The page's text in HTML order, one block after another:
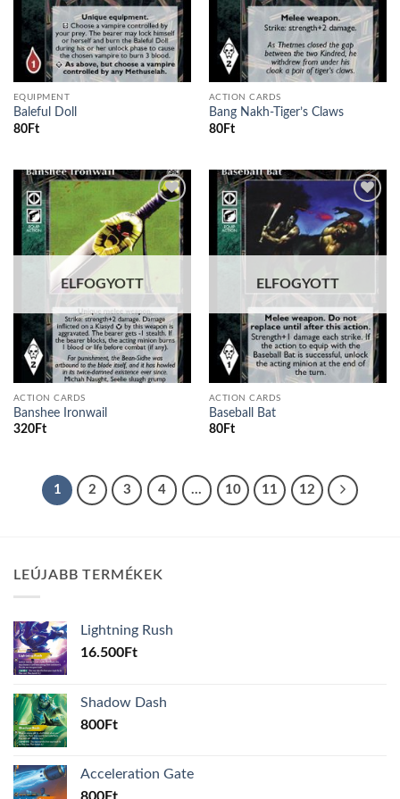
EQUIPMENT
Baleful Doll
80Ft
ACTION CARDS
Bang Nakh-Tiger’s Claws
80Ft
Add to
wishlist
ELFOGYOTT
ACTION CARDS
Banshee Ironwail
320Ft
Add to
wishlist
ELFOGYOTT
ACTION CARDS
Baseball Bat
80Ft
1 2 3 4 … 10 11 12
LEÚJABB TERMÉKEK
Lightning Rush
16.500Ft
Shadow Dash
800Ft
Acceleration Gate